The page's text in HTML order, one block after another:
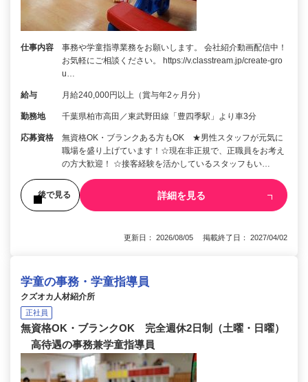
仕事内容
事務や学童指導業務をお願いします。 会社紹介動画配信中！
お気軽にご相談ください。 https://v.classtream.jp/create-gro
u…
給与 月給240,000円以上（賞与年2ヶ月分）
勤務地 千葉県柏市高田／東武野田線「豊四季駅」より車3分
応募資格
無資格OK・ブランクある方もOK ★男性スタッフが元気に
職場を盛り上げています！☆現在非正規で、正職員をお考え
の方大歓迎！ ☆接客経験を活かしているスタッフもい…
後で見る 詳細を見る
更新日： 2026/08/05 掲載終了日： 2027/04/02
学童の事務・学童指導員
クズオカ人材紹介所
正社員
無資格OK・ブランクOK 完全週休2日制（土曜・日曜）
高待遇の事務兼学童指導員